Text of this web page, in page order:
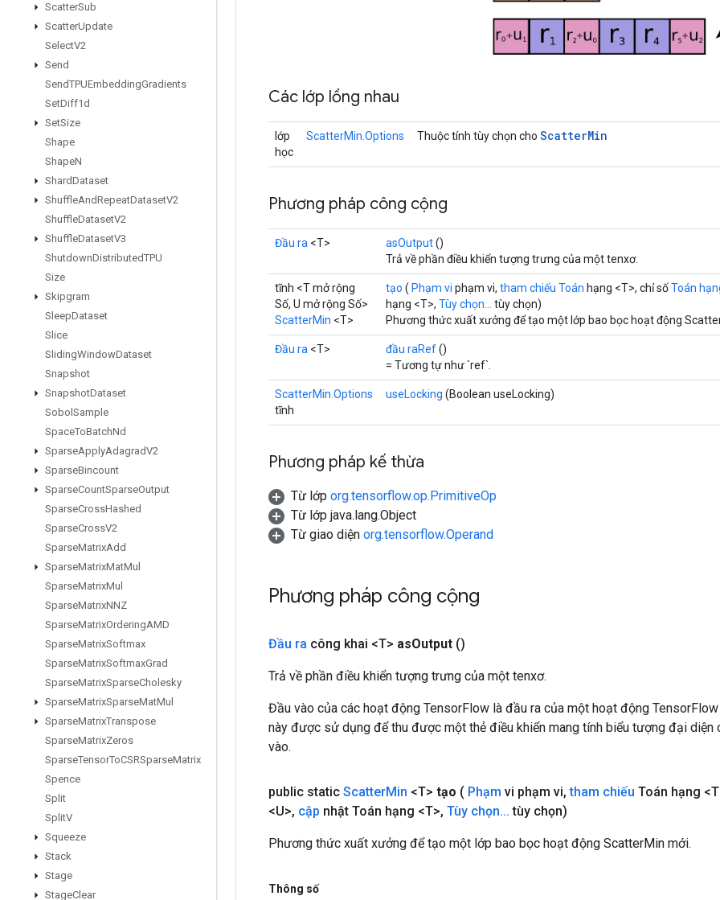
ScatterSub
ScatterUpdate
SelectV2
Send
SendTPUEmbeddingGradients
SetDiff1d
SetSize
Shape
ShapeN
ShardDataset
ShuffleAndRepeatDatasetV2
ShuffleDatasetV2
ShuffleDatasetV3
ShutdownDistributedTPU
Size
Skipgram
SleepDataset
Slice
SlidingWindowDataset
Snapshot
SnapshotDataset
Sobol Sample
SpaceToBatchNd
SparseApplyAdagradV2
SparseBincount
SparseCountSparseOutput
SparseCrossHashed
SparseCrossV2
SparseMatrixAdd
SparseMatrixMatMul
SparseMatrixMul
SparseMatrixNNZ
SparseMatrixOrderingAMD
SparseMatrixSoftmax
SparseMatrixSoftmaxGrad
SparseMatrixSparseCholesky
SparseMatrixSparseMatMul
SparseMatrixTranspose
SparseMatrixZeros
SparseTensorToCSRSparseMatrix
Spence
Split
SplitV
Squeeze
Stack
Stage
StageClear
Các lớp lồng nhau
lớp
học
ScatterMin.Options Thuộc tính tùy chọn cho ScatterMin
Phương pháp công cộng
Đầu ra <T> asOutput()
Trả về phần điều khiển tượng trưng của một tenxơ.
tĩnh <T mở rộng
Số, U mở rộng Số>
ScatterMin <T>
tạo ( Phạm vi phạm vi, tham chiếu Toán hạng <T>, chỉ sốToán
hạng <T>, Tùy chọn... tùy chọn)
Phương thức xuất xưởng để tạo một lớp bao bọc hoạt động
Đầu ra <T> đầu raRef()
= Tương tự như `ref`.
ScatterMin.Options
tĩnh
useLocking (Boolean useLocking)
Phương pháp kế thừa
Từ lớp org.tensorflow.op.PrimitiveOp
Từ lớp java.lang.Object
Từ giao diện org.tensorflow.Operand
Phương pháp công cộng
Đầu ra công khai <T> asOutput ()
Trả về phần điều khiển tượng trưng của một tenxơ.
Đầu vào của các hoạt động TensorFlow là đầu ra của một hoạt động
này được sử dụng để thu được một thẻ điều khiển mang tính biểu tượng đại diện
vào.
public static ScatterMin <T> tạo ( Phạm vi phạm vi, tham chiếu Toán hạng
<U>, cập nhật Toán hạng <T>, Tùy chọn... tùy chọn)
Phương thức xuất xưởng để tạo một lớp bao bọc hoạt động ScatterMin mới.
Thông số